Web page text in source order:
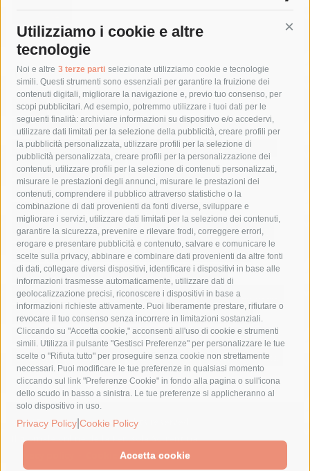
Utilizziamo i cookie e altre
tecnologie
Noi e altre 3 terze parti selezionate utilizziamo cookie e tecnologie
simili. Questi strumenti sono essenziali per garantire la fruizione dei
contenuti digitali, migliorare la navigazione e, previo tuo consenso, per
scopi pubblicitari. Ad esempio, potremmo utilizzare i tuoi dati per le
seguenti finalità: archiviare informazioni su dispositivo e/o accedervi,
utilizzare dati limitati per la selezione della pubblicità, creare profili per
la pubblicità personalizzata, utilizzare profili per la selezione di
pubblicità personalizzata, creare profili per la personalizzazione dei
contenuti, utilizzare profili per la selezione di contenuti personalizzati,
misurare le prestazioni degli annunci, misurare le prestazioni dei
contenuti, comprendere il pubblico attraverso statistiche o la
combinazione di dati provenienti da fonti diverse, sviluppare e
migliorare i servizi, utilizzare dati limitati per la selezione dei contenuti,
garantire la sicurezza, prevenire e rilevare frodi, correggere errori,
erogare e presentare pubblicità e contenuto, salvare e comunicare le
scelte sulla privacy, abbinare e combinare dati provenienti da altre fonti
di dati, collegare diversi dispositivi, identificare i dispositivi in base alle
informazioni trasmesse automaticamente, utilizzare dati di
geolocalizzazione precisi, riconoscere i dispositivi in base a
informazioni richieste attivamente. Puoi liberamente prestare, rifiutare o
revocare il tuo consenso senza incorrere in limitazioni sostanziali.
Cliccando su "Accetta cookie," acconsenti all'uso di cookie e strumenti
simili. Utilizza il pulsante "Gestisci Preferenze" per personalizzare le tue
scelte o "Rifiuta tutto" per proseguire senza cookie non strettamente
necessari. Puoi modificare le tue preferenze in qualsiasi momento
cliccando sul link "Preferenze Cookie" in fondo alla pagina o sull'icona
dello scudo in basso a sinistra. Le tue preferenze si applicheranno al
solo dispositivo in uso.
Privacy Policy Cookie Policy
Accetta cookie
Tag
acqua allerta meteo
anas
area marina protetta di punta campanella
arresto
Asl Napoli 3 sud
capitaneria di porto capri
carabinieri
castellammare di stabia
circumvesuviana
comune di sorrento
concerto
contagi
costiera amalfitana
covid-19 eav
elezioni
fondazione sorrento
gori guardia costiera
incidente
lavori
lorenzo balducelli mare
massa lubrense
massimo coppola
Meta napoli
ordinanza
penisola sorrentina
piano di sorrento
polizia municipale
protezione civile
Regione Campania
sant'agnello
sindaco cuomo
sorrento studenti temporali
treni
turismo
Vico Equense villa fiorentino vincenzo de luca
© 2015 SorrentoPress. All rights reserved.
Il giornale online della Penisola Sorrentina
Cookie Policy